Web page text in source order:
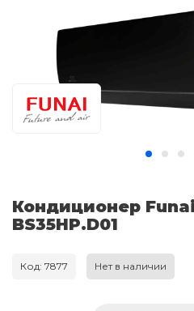
Кондиционер
BS35HP.D01
Код: 7877 Нет в наличии